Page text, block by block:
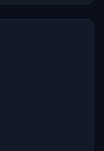
rôle de Dent et
Gary Oldman,
également